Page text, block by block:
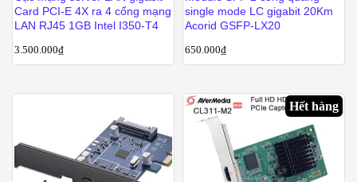
Card PCI-E 4X ra 4 cổng mạng
LAN RJ45 1GB Intel I350-T4
3.500.000₫
single mode LC gigabit 20Km
Acorid GSFP-LX20
650.000₫
Hết hàng